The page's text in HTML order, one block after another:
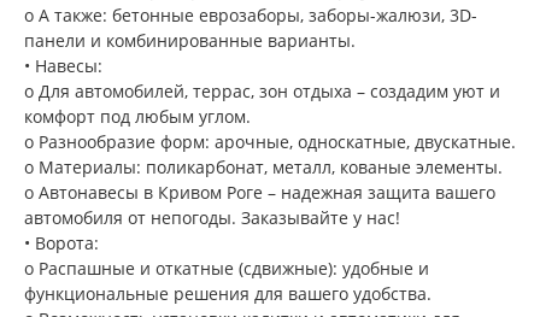
o А также: бетонные еврозаборы, заборы-жалюзи, 3D-
панели и комбинированные варианты.
• Навесы:
o Для автомобилей, террас, зон отдыха – создадим уют и
комфорт под любым углом.
o Разнообразие форм: арочные, односкатные, двускатные.
o Материалы: поликарбонат, металл, кованые элементы.
o Автонавесы в Кривом Роге – надежная защита вашего
автомобиля от непогоды. Заказывайте у нас!
• Ворота:
o Распашные и откатные (сдвижные): удобные и
функциональные решения для вашего удобства.